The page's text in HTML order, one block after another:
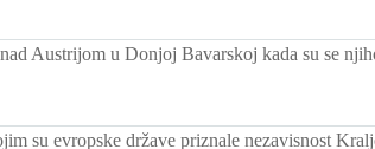
Austrijom u Donjoj Bavarskoj kada su se
su evropske države priznale nezavisnost